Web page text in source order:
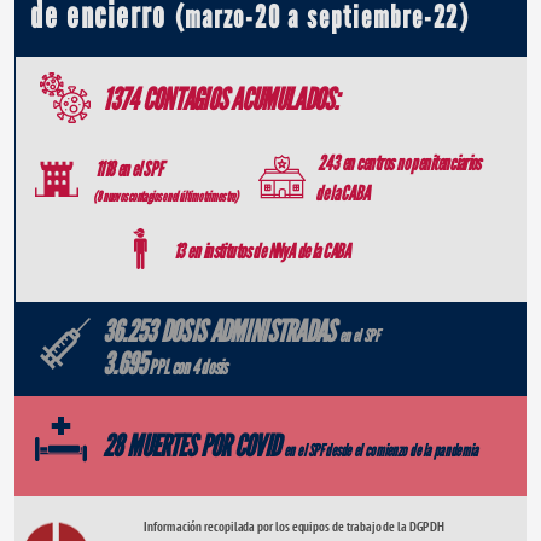
de encierro (marzo-20 a septiembre-22)
1374 CONTAGIOS ACUMULADOS:
243 en centros no penitenciarios
de la CABA
1118 en el SPF
(8  nuevos contagios en el último trimestre)
13 en institutos de NNyA de la CABA
36.253 DOSIS ADMINISTRADAS en el SPF
3.695 PPL con 4 dosis
28 MUERTES POR COVID en el SPF desde el comienzo de la pandemia
Información recopilada por los equipos de trabajo de la DGPDH